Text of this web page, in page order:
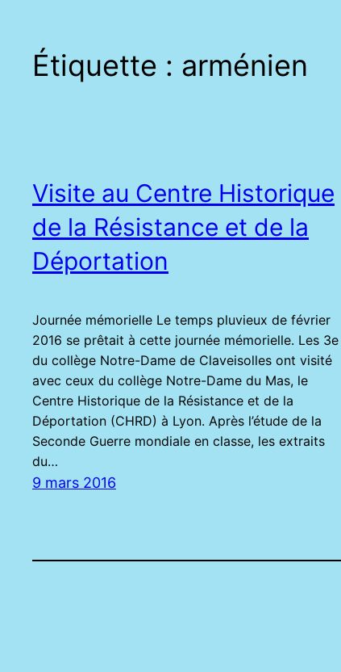
Étiquette : arménien
Visite au Centre Historique
de la Résistance et de la
Déportation
Journée mémorielle Le temps pluvieux de février
2016 se prêtait à cette journée mémorielle. Les 3e
du collège Notre-Dame de Claveisolles ont visité
avec ceux du collège Notre-Dame du Mas, le
Centre Historique de la Résistance et de la
Déportation (CHRD) à Lyon. Après l’étude de la
Seconde Guerre mondiale en classe, les extraits
du…
9 mars 2016